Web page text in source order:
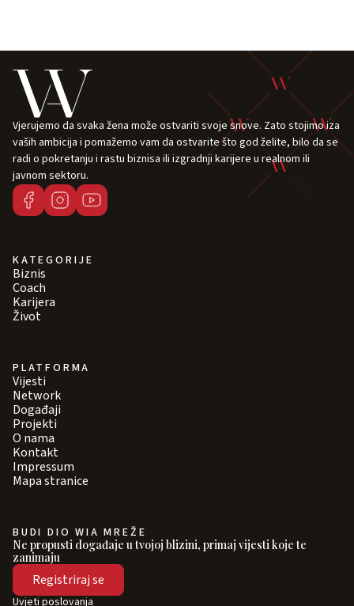
Vjerujemo da svaka žena može ostvariti svoje snove. Zato stojimo iza
vaših ambicija i pomažemo vam da ostvarite što god želite, bilo da se
radi o pokretanju i rastu biznisa ili izgradnji karijere u realnom ili
javnom sektoru.
KATEGORIJE
Biznis
Coach
Karijera
Život
PLATFORMA
Vijesti
Network
Događaji
Projekti
O nama
Kontakt
Impressum
Mapa stranice
BUDI DIO WIA MREŽE
Ne propusti događaje u tvojoj blizini, primaj vijesti koje te
zanimaju
Registriraj se
Uvjeti poslovanja